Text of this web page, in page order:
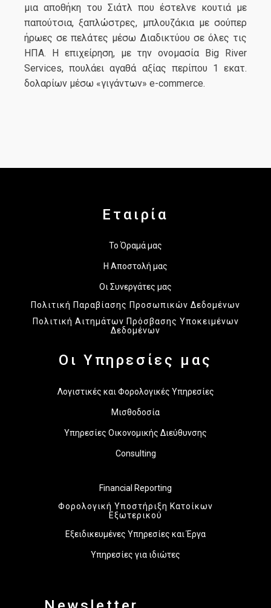
μια αποθήκη του Σιάτλ που έστελνε κουτιά με
παπούτσια, ξαπλώστρες, μπλουζάκια με σούπερ
ήρωες σε πελάτες μέσω Διαδικτύου σε όλες τις
ΗΠΑ. Η επιχείρηση, με την ονομασία Big River
Services, πουλάει αγαθά αξίας περίπου 1 εκατ.
δολαρίων μέσω «γιγάντων» e-commerce.
Εταιρία
Το Όραμά μας
Η Αποστολή μας
Οι Συνεργάτες μας
Πολιτική Παραβίασης Προσωπικών Δεδομένων
Πολιτική Αιτημάτων Πρόσβασης Υποκειμένων
Δεδομένων
Οι Υπηρεσίες μας
Λογιστικές και Φορολογικές Υπηρεσίες
Μισθοδοσία
Υπηρεσίες Οικονομικής Διεύθυνσης
Consulting
Financial Reporting
Φορολογική Υποστήριξη Κατοίκων
Εξωτερικού
Εξειδικευμένες Υπηρεσίες και Έργα
Υπηρεσίες για ιδιώτες